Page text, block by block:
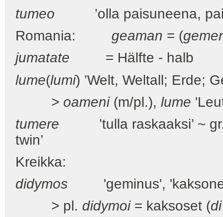
tumeo ’olla paisuneena,
Romania: geaman = (
jumatate = Hälfte - halb
lume(lumi) ’Welt, Weltall; Erde;
> oameni(m/pl.), lume
tumere ’tulla raskaaksi’ ~
twin’
Kreikka:
didymos 'geminus',
> pl. didymoi= kaksoset (